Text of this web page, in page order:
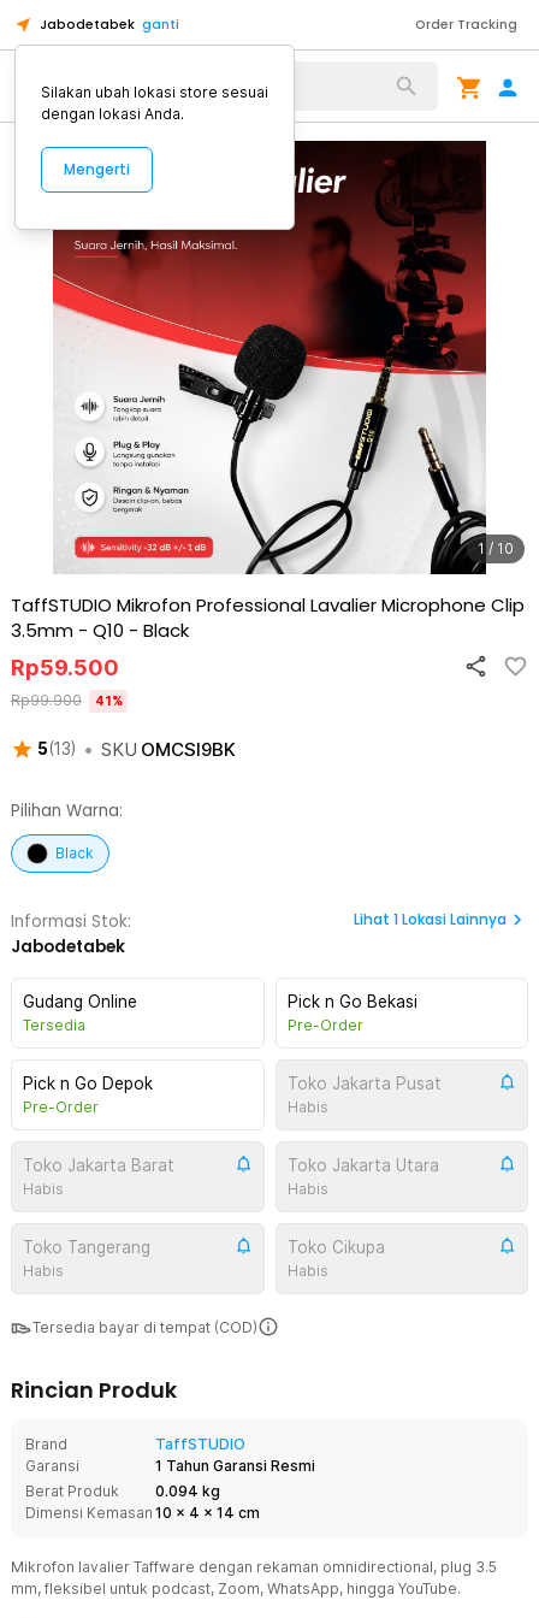
Jabodetabek ganti Order Tracking
Alat Kopi
1 / 10
TaffSTUDIO Mikrofon Professional Lavalier Microphone Clip
3.5mm - Q10 - Black
5(13) • SKU OMCSI9BK
Rp59.500
Rp99.900 41%
Pilihan Warna:
Black
Informasi Stok:
Jabodetabek
Lihat 1Lokasi Lainnya
Gudang Online
Tersedia
Pick n Go Bekasi
Pre-Order
Pick n Go Depok
Pre-Order
Toko Jakarta Pusat
Habis
Toko Jakarta Barat
Habis
Toko Jakarta Utara
Habis
Toko Tangerang
Habis
Toko Cikupa
Habis
Tersedia bayar di tempat (COD)
Rincian Produk
Brand
TaffSTUDIO
Garansi
1 Tahun Garansi Resmi
Berat Produk
0.094 kg
Dimensi Kemasan 10 x 4 x 14 cm
Mikrofon lavalier Taffware dengan rekaman omnidirectional, plug 3.5
mm, fleksibel untuk podcast, Zoom, WhatsApp, hingga YouTube.
Silakan ubah lokasi store sesuai
dengan lokasi Anda.
Mengerti